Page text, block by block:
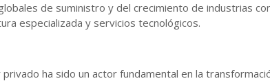
de suministro y del crecimiento de industrias
especializada y servicios tecnológicos.
ha sido un actor fundamental en la